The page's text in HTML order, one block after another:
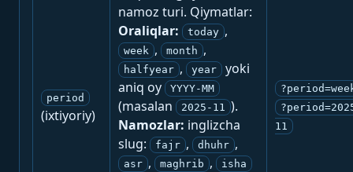
period
(ixtiyoriy)
namoz turi. Qiymatlar:
Oraliqlar:
today ,
week , month ,
halfyear , year
yoki
aniq oy
YYYY-MM
(masalan 2025-11 ).
Namozlar: inglizcha
slug:
fajr , dhuhr ,
asr , maghrib , isha
11